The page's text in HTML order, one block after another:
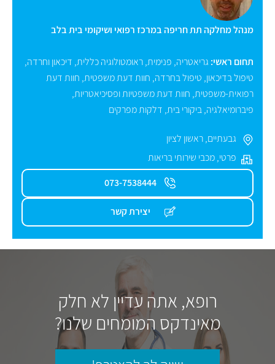
מנהל מחלקה תת חריפה במרכז רפואי ושיקומי בית בלב
תחום ראשי: גריאטריה, פנימית,ראומטולוגיה כללית, דיכאון וחרדה,
טיפול בדיכאון, טיפול בחרדה, חוות דעת משפטית, חוות דעת
רפואית-משפטית, חוות דעת משפטיות ופסיכיאטריות,
פיברומיאלגיה,ביקורי בית, דלקות מפרקים
גבעתיים,ראשון לציון
פרטי,מכבי שירותי בריאות
073-7538444
יצירת קשר
רופא, אתה עדיין לא חלק
מאינדקס המומחים שלנו?